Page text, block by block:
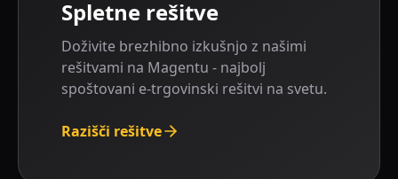
Spletne rešitve
Doživite brezhibno izkušnjo z našimi
rešitvami na Magentu - najbolj
spoštovani e-trgovinski rešitvi na svetu.
Razišči rešitve